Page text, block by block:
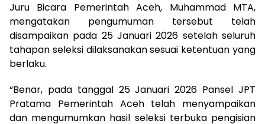
Juru Bicara Pemerintah Aceh, Muhammad MTA,
mengatakan pengumuman tersebut telah
disampaikan pada 25 Januari 2026 setelah seluruh
tahapan seleksi dilaksanakan sesuai ketentuan yang
berlaku.
“Benar, pada tanggal 25 Januari 2026 Pansel JPT
Pratama Pemerintah Aceh telah menyampaikan
dan mengumumkan hasil seleksi terbuka pengisian